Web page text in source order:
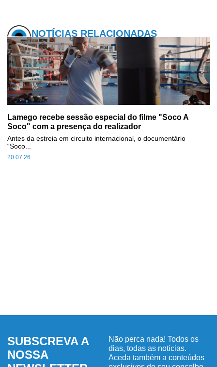
NOTÍCIAS RELACIONADAS
Lamego recebe sessão especial do filme "Soco A
Soco" com a presença do realizador
20.07.26
Antes da estreia em circuito internacional, o documentário
“Soco...
SUBSCREVA A
NOSSA
Não perca nada! Todos os
dias, todas as notícias.
Aceda também a conteúdos